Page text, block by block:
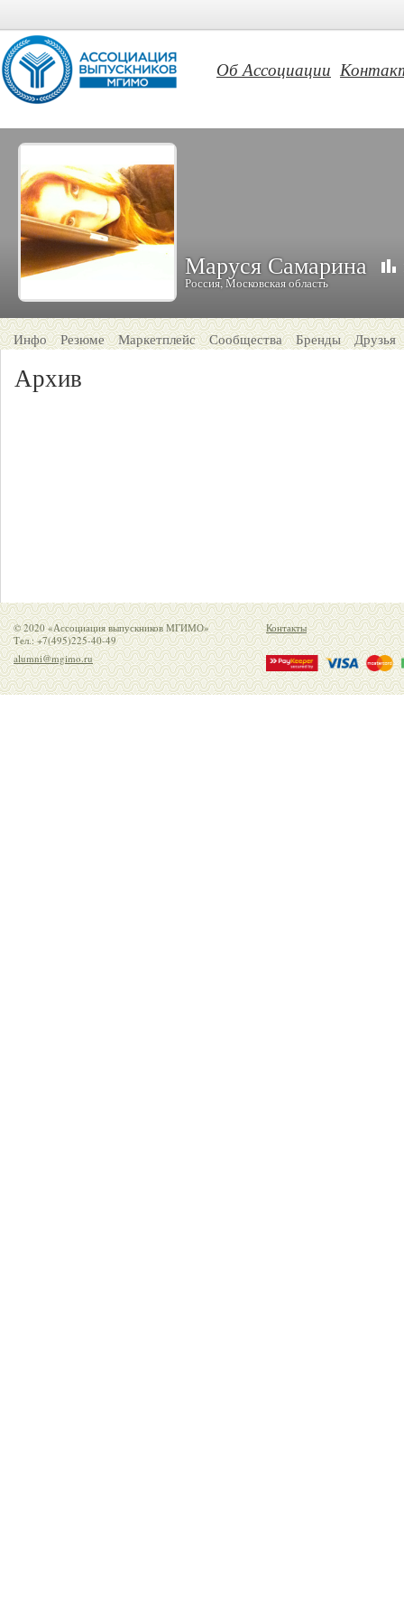
Об Ассоциации
Маруся Самарина
Россия, Московская область
Инфо Резюме Маркетплейс Сообщества Бренды Друзья
Архив
© 2020 «Ассоциация выпускников МГИМО»
Тел.: +7(495)225-40-49
alumni@mgimo.ru
Контакты